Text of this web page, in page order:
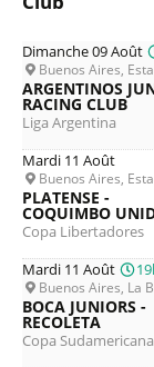
Dimanche 09 Août
Buenos Aires,
ARGENTINOS
RACING CLUB
Liga Argentina
Mardi 11 Août
Buenos Aires,
PLATENSE -
COQUIMBO
Copa Libertadores
Mardi 11 Août
Buenos Aires, La
BOCA JUNIORS -
RECOLETA
Copa Sudamericana